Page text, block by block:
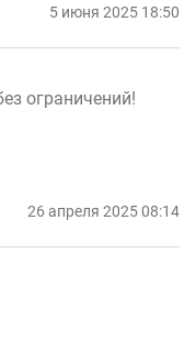
5 июня 2025 18:50
ограничений!
26 апреля 2025 08:14